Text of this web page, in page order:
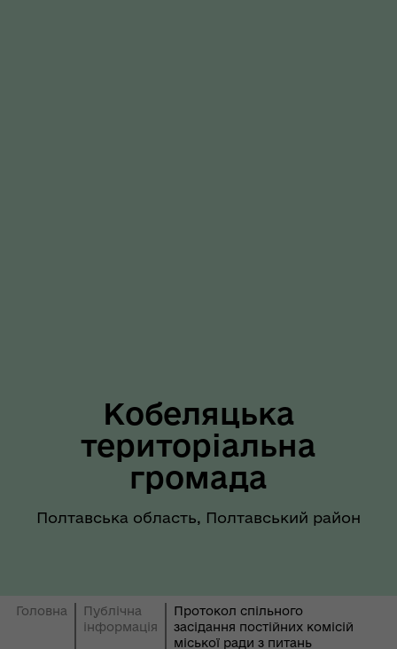
Кобеляцька
територіальна
громада
Полтавська область, Полтавський район
Головна
Публічна
інформація
Протокол спільного
засідання постійних комісій
міської ради з питань